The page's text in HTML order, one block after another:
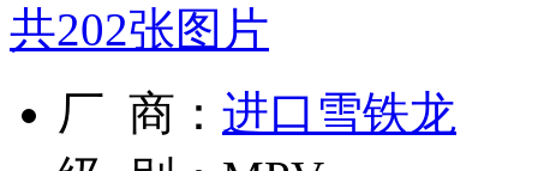
共202张图片
厂 商： 进口雪铁龙